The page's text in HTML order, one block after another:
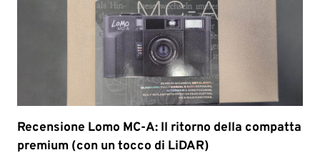
Recensione Lomo MC-A: Il ritorno della compatta
premium (con un tocco di LiDAR)